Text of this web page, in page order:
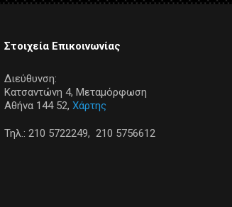
Στοιχεία Επικοινωνίας
Διεύθυνση:
Κατσαντώνη 4, Μεταμόρφωση
Αθήνα 144 52, Χάρτης
Τηλ.: 210 5722249, 210 5756612